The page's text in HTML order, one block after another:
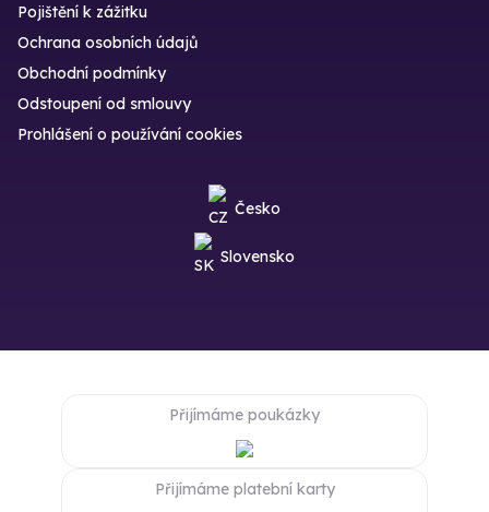
Pojištění k zážitku
Ochrana osobních údajů
Obchodní podmínky
Odstoupení od smlouvy
Prohlášení o používání cookies
Česko
Slovensko
Přijímáme poukázky
Přijímáme platební karty